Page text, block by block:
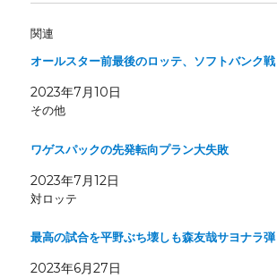
関連
オールスター前最後のロッテ、ソフトバンク戦
2023年7月10日
その他
ワゲスパックの先発転向プラン大失敗
2023年7月12日
対ロッテ
最高の試合を平野ぶち壊しも森友哉サヨナラ弾
2023年6月27日